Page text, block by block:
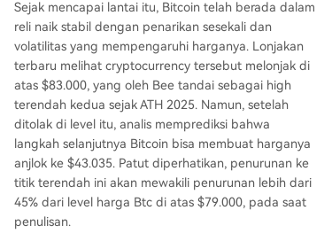
Sejak mencapai lantai itu, Bitcoin telah berada dalam
reli naik stabil dengan penarikan sesekali dan
volatilitas yang mempengaruhi harganya. Lonjakan
terbaru melihat cryptocurrency tersebut melonjak di
atas $83.000, yang oleh Bee tandai sebagai high
terendah kedua sejak ATH 2025. Namun, setelah
ditolak di level itu, analis memprediksi bahwa
langkah selanjutnya Bitcoin bisa membuat harganya
anjlok ke $43.035. Patut diperhatikan, penurunan ke
titik terendah ini akan mewakili penurunan lebih dari
45% dari level harga Btc di atas $79.000, pada saat
penulisan.